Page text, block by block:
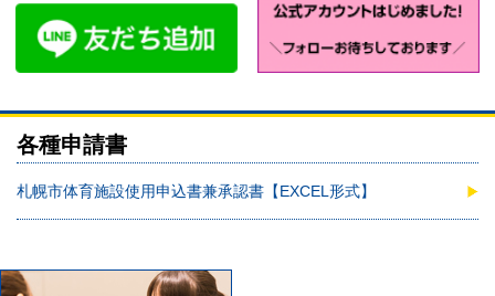
各種申請書
札幌市体育施設使用申込書兼承認書【EXCEL形式】